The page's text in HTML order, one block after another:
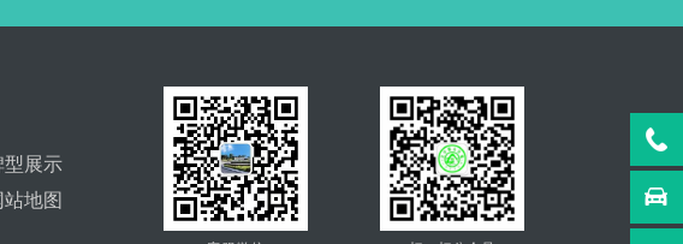
型展示
站地图